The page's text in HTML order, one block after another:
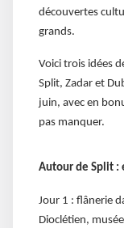
découvertes
grands.
Voici trois idées
Split, Zadar et
juin, avec en
pas manquer.
Autour de Split :
Jour 1 : flânerie
Dioclétien,